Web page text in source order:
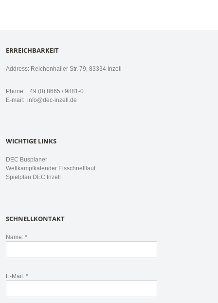
ERREICHBARKEIT
Address: Reichenhaller Str. 79, 83334 Inzell
Phone: +49 (0) 8665 / 9881-0
E-mail: info@dec-inzell.de
WICHTIGE LINKS
DEC Busplaner
Wettkampfkalender Eisschnelllauf
Spielplan DEC Inzell
SCHNELLKONTAKT
Name: *
E-Mail: *